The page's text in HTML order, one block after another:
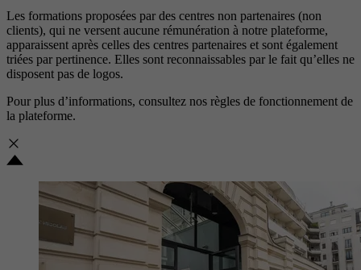
Les formations proposées par des centres non partenaires (non
clients), qui ne versent aucune rémunération à notre plateforme,
apparaissent après celles des centres partenaires et sont également
triées par pertinence. Elles sont reconnaissables par le fait qu’elles ne
disposent pas de logos.
Pour plus d’informations, consultez nos règles de fonctionnement de
la plateforme.